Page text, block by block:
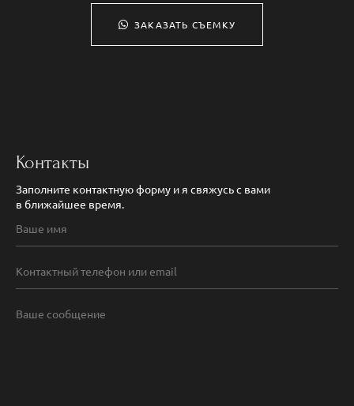
ЗАКАЗАТЬ СЪЕМКУ
Контакты
Заполните контактную форму и я свяжусь с вами
в ближайшее время.